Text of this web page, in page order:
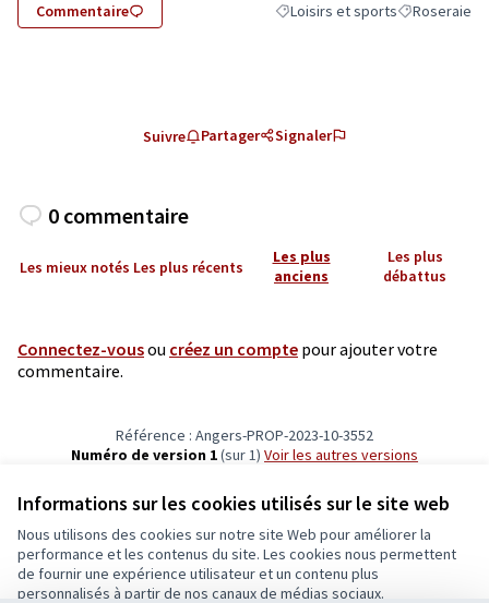
Informations sur les cookies utilisés sur le site web
Nous utilisons des cookies sur notre site Web pour améliorer la
performance et les contenus du site. Les cookies nous permettent
de fournir une expérience utilisateur et un contenu plus
personnalisés à partir de nos canaux de médias sociaux.
Commentaire Filtrer les résultats de la
Loisirs et sportsFiltrer les
Roseraie
Suivre Partager Signaler
0 commentaire
Les mieux notés Les plus récents
Les plus
anciens
Les plus
débattus
Connectez-vousou créez un compte pour ajouter votre
commentaire.
Référence : Angers-PROP-2023-10-3552
Numéro de version 1(sur 1)
voir les autres versions
Conditions d'utilisation
Paramètres des cookies
Ecrivons Angers sur X
Ecrivons Angers sur Facebook